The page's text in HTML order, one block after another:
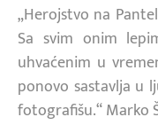
„Herojstvo na
Sa svim onim
uhvaćenim u
ponovo sastavlja u
fotografišu.“ Marko